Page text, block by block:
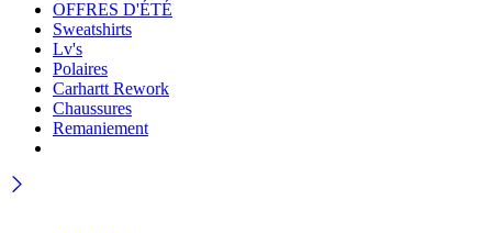
OFFRES D'ÉTÉ
Sweatshirts
Lv's
Polaires
Carhartt Rework
Chaussures
Remaniement